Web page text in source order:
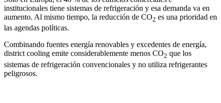
institucionales tiene sistemas de refrigeración y esa demanda va en
aumento. Al mismo tiempo, la reducción de CO2 es una prioridad en
las agendas políticas.
Combinando fuentes energía renovables y excedentes de energía,
district cooling emite considerablemente menos CO2 que los
sistemas de refrigeración convencionales y no utiliza refrigerantes
peligrosos.